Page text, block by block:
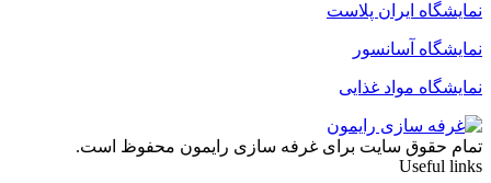
نمایشگاه ایران پلاست
نمایشگاه آسانسور
نمایشگاه مواد غذایی
تمام حقوق سایت برای غرفه سازی رایمون محفوظ است.
Useful links